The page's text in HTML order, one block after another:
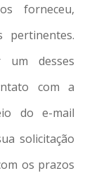
forneceu,
pertinentes.
um desses
com a
do e-mail
solicitação
os prazos